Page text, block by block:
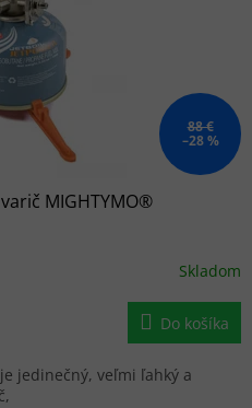
88 €
–28 %
varič MIGHTYMO®
Skladom
Do košíka
jedinečný, veľmi ľahký a